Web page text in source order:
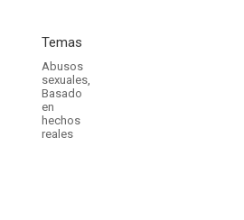
Temas
Abusos
sexuales,
Basado
en
hechos
reales